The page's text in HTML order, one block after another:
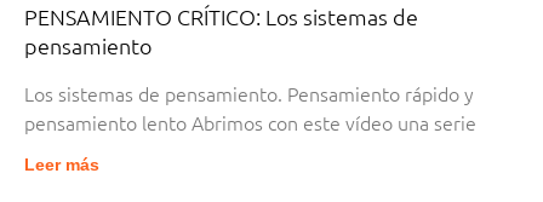
PENSAMIENTO CRÍTICO: Los sistemas de
pensamiento
Los sistemas de pensamiento. Pensamiento rápido y
pensamiento lento Abrimos con este vídeo una serie
Leer más